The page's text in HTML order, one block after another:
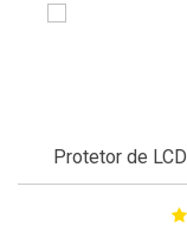
Protetor de